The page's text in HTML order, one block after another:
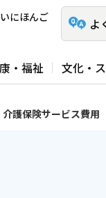
にほんご よ
・福祉 文化・
介護保険サービス費用